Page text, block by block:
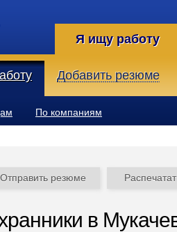
Я ищу работу
Добавить резюме
По компаниям
Отправить резюме
в